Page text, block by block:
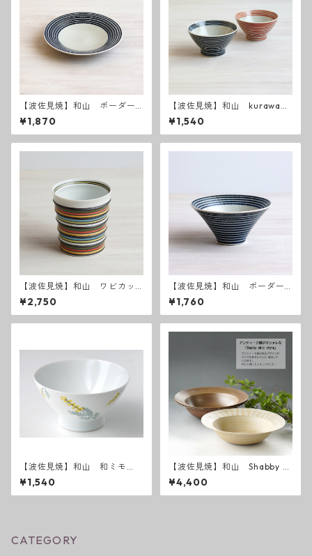
【波佐見焼】和山 ボーダー
柄 「藍駒」6寸皿
¥1,870
【波佐見焼】和山 kurawank
a碗 藍駒・朱駒
¥1,540
【波佐見焼】和山 ワビカッ
プ カラーズレインボー
¥2,750
【波佐見焼】和山 ボーダー
柄「藍駒」反り碗中
¥1,760
【波佐見焼】和山 和ミモ
ザ お茶碗
¥1,540
【波佐見焼】和山 Shabby c
hic style ボウル大
¥4,400
CATEGORY